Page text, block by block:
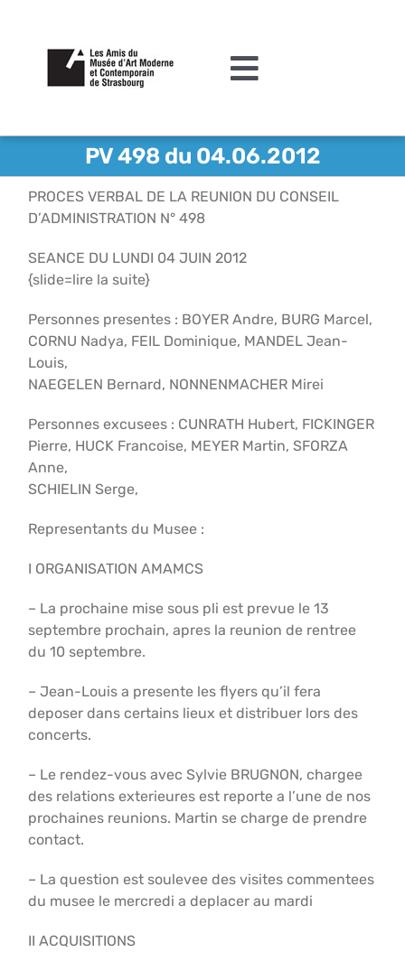
contenu
Toggle
L’association
Agenda
Actualités
Acquisitions et mécénat
Editions
Le MAMCS
Contact
PV 498 du 04.06.2012
PROCES VERBAL DE LA REUNION DU CONSEIL
D’ADMINISTRATION N° 498
SEANCE DU LUNDI 04 JUIN 2012
{slide=lire la suite}
Personnes presentes : BOYER Andre, BURG Marcel,
CORNU Nadya, FEIL Dominique, MANDEL Jean-
Louis,
NAEGELEN Bernard, NONNENMACHER Mirei
Personnes excusees : CUNRATH Hubert, FICKINGER
Pierre, HUCK Francoise, MEYER Martin, SFORZA
Anne,
SCHIELIN Serge,
Representants du Musee :
I ORGANISATION AMAMCS
– La prochaine mise sous pli est prevue le 13
septembre prochain, apres la reunion de rentree
du 10 septembre.
– Jean-Louis a presente les flyers qu’il fera
deposer dans certains lieux et distribuer lors des
concerts.
– Le rendez-vous avec Sylvie BRUGNON, chargee
des relations exterieures est reporte a l’une de nos
prochaines reunions. Martin se charge de prendre
contact.
– La question est soulevee des visites commentees
du musee le mercredi a deplacer au mardi
II ACQUISITIONS